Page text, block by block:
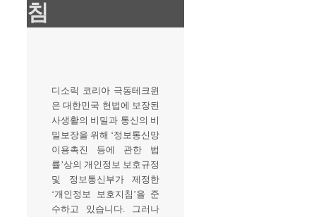
침
디소릭 코리아 극동테크윈
은 대한민국 헌법에 보장된
사생활의 비밀과 통신의 비
밀보장을 위해 ‘정보통신망
이용촉진 등에 관한 법
률’상의 개인정보 보호규정
및 정보통신부가 제정한
‘개인정보 보호지침’을 준
수하고 있습니다. 그러나